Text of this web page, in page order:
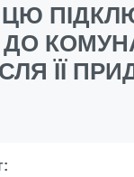
ДО
ЇЇ